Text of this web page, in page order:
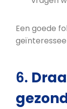
Een goede
6.